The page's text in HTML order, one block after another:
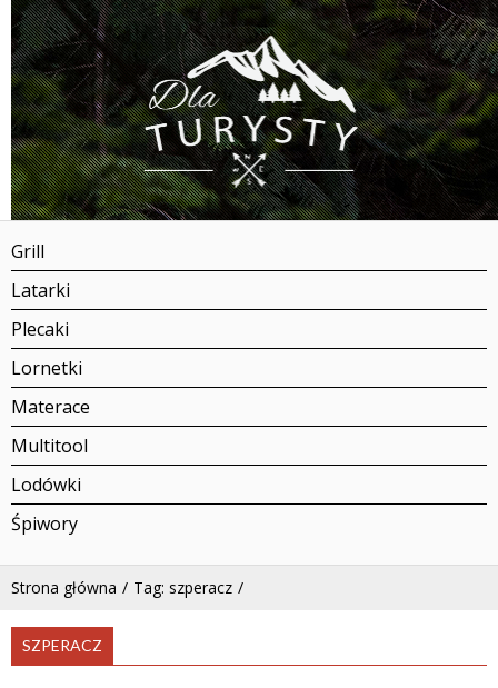
Grill
Latarki
Plecaki
Lornetki
Materace
Multitool
Lodówki
Śpiwory
Strona główna Tag: szperacz
SZPERACZ